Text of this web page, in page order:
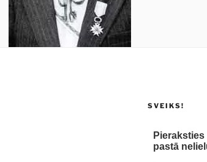
SVEIKS!
pastā